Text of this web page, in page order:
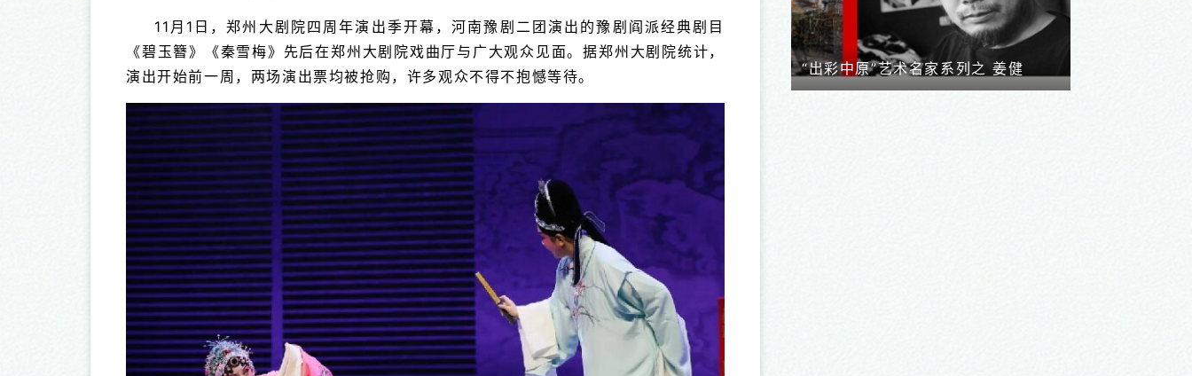
11月1日，郑州大剧院四周年演出季开幕，河南豫剧二团演出的豫剧阎派经典剧目
《碧玉簪》《秦雪梅》先后在郑州大剧院戏曲厅与广大观众见面。据郑州大剧院统计，
演出开始前一周，两场演出票均被抢购，许多观众不得不抱憾等待。
记——河南精品剧目巡演纪实 第三届中国豫剧节 “出彩中原”艺术名家系列之 姜健 出中原记——河南精品剧目巡演纪实